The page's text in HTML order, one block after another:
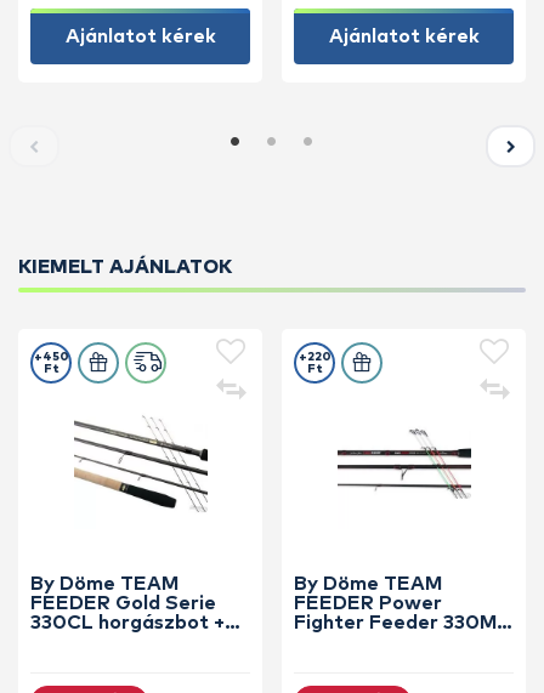
Ajánlatot kérek Ajánlatot kérek
KIEMELT AJÁNLATOK
By Döme TEAM
FEEDER Gold Serie
330CL horgászbot +
+450
Ft
By Döme TEAM
FEEDER Power
Fighter Feeder 330M
+220
Ft